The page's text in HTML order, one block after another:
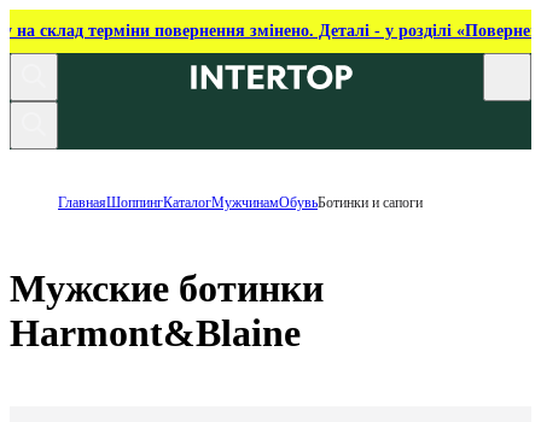
на склад терміни повернення змінено. Деталі - у розділі
ГлавнаяШоппингКаталогМужчинамОбувьБотинки и сапоги
Мужские ботинки
Harmont&Blaine